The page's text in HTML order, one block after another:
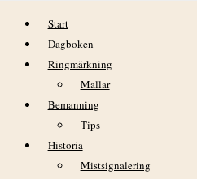
Hoppa till innehåll
Start
Dagboken
Ringmärkning
Mallar
Bemanning
Tips
Historia
Mistsignalering
lördag 30 juli